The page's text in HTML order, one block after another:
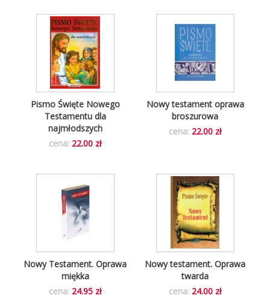
Nowy testament oprawa
broszurowa
cena: 22.00 zł
Pismo Święte Nowego
Testamentu dla
najmłodszych
cena: 22.00 zł
Nowy testament. Oprawa
twarda
cena: 24.00 zł
Nowy Testament. Oprawa
miękka
cena: 24.95 zł